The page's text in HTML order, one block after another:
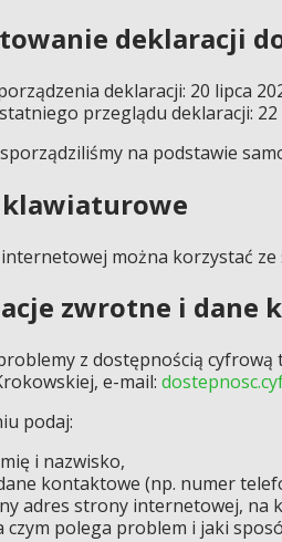
deklaracji
deklaracji: 20 lipca
przeglądu deklaracji: 22
na podstawie
można korzystać
zwrotne i dane
z dostępnością
e-mail:
podaj:
i nazwisko,
kontaktowe (np. numer
adres strony internetowej,
czym polega problem i jaki